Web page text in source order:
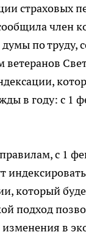
страховых
член
думы по труду,
в году: с 1
с 1
который
подход
изменения в